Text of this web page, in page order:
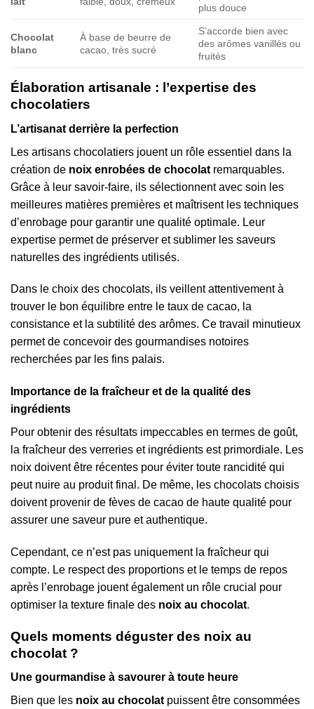
plus douce
Chocolat
blanc
À base de beurre de
cacao, très sucré
S’accorde bien avec
des arômes vanillés ou
fruités
Élaboration artisanale : l’expertise des
chocolatiers
L’artisanat derrière la perfection
Les artisans chocolatiers jouent un rôle essentiel dans la
création de noix enrobées de chocolat remarquables.
Grâce à leur savoir-faire, ils sélectionnent avec soin les
meilleures matières premières et maîtrisent les techniques
d’enrobage pour garantir une qualité optimale. Leur
expertise permet de préserver et sublimer les saveurs
naturelles des ingrédients utilisés.
Dans le choix des chocolats, ils veillent attentivement à
trouver le bon équilibre entre le taux de cacao, la
consistance et la subtilité des arômes. Ce travail minutieux
permet de concevoir des gourmandises notoires
recherchées par les fins palais.
Importance de la fraîcheur et de la qualité des
ingrédients
Pour obtenir des résultats impeccables en termes de goût,
la fraîcheur des verreries et ingrédients est primordiale. Les
noix doivent être récentes pour éviter toute rancidité qui
peut nuire au produit final. De même, les chocolats choisis
doivent provenir de fèves de cacao de haute qualité pour
assurer une saveur pure et authentique.
Cependant, ce n’est pas uniquement la fraîcheur qui
compte. Le respect des proportions et le temps de repos
après l’enrobage jouent également un rôle crucial pour
optimiser la texture finale des noix au chocolat.
Quels moments déguster des noix au
chocolat ?
Une gourmandise à savourer à toute heure
Bien que les noix au chocolatpuissent être consommées